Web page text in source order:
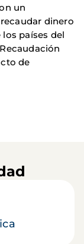
un
dinero
países del
de